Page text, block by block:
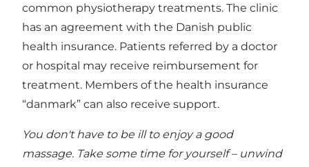
common physiotherapy treatments. The clinic
has an agreement with the Danish public
health insurance. Patients referred by a doctor
or hospital may receive reimbursement for
treatment. Members of the health insurance
“danmark” can also receive support.
You don't have to be ill to enjoy a good
massage. Take some time for yourself – unwind